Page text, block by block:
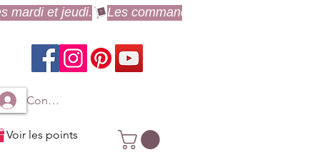
Connexion à mon compte
Voir les points